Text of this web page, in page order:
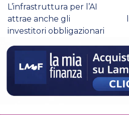
L’infrastruttura per l’AI
attrae anche gli
investitori obbligazionari